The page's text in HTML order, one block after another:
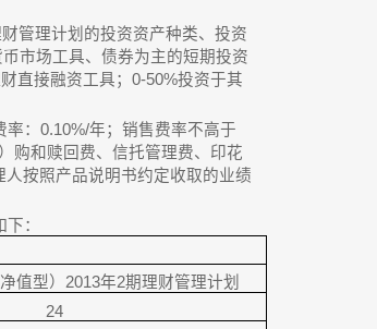
管理计划的投资资产种类、投资
市场工具、债券为主的短期投资
直接融资工具；0-50%投资于其
：0.10%/年；销售费率不高于
购和赎回费、信托管理费、印花
按照产品说明书约定收取的业绩
：
值型） 2013年2期理财管理计划
24